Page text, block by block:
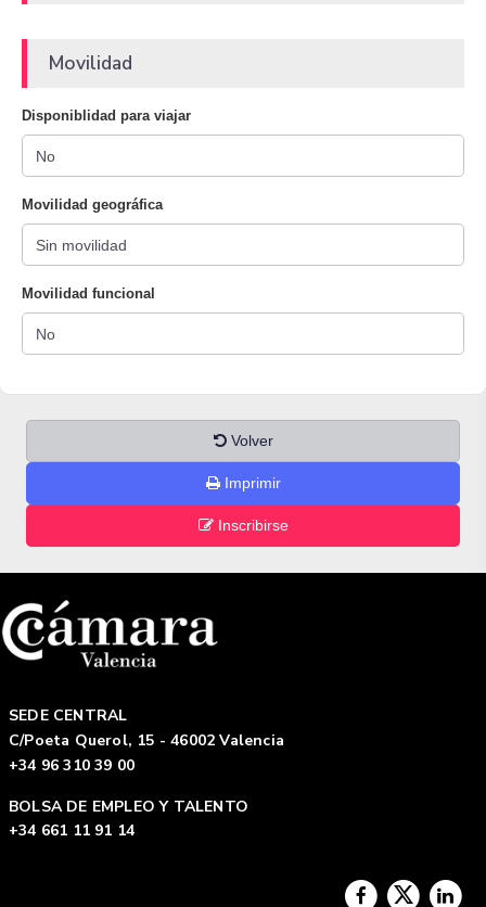
Movilidad
Disponiblidad para viajar
Movilidad geográfica
Movilidad funcional
Volver
Imprimir
Inscribirse
SEDE CENTRAL
C/Poeta Querol, 15 - 46002 Valencia
+34 96 310 39 00
BOLSA DE EMPLEO Y TALENTO
+34 661 11 91 14